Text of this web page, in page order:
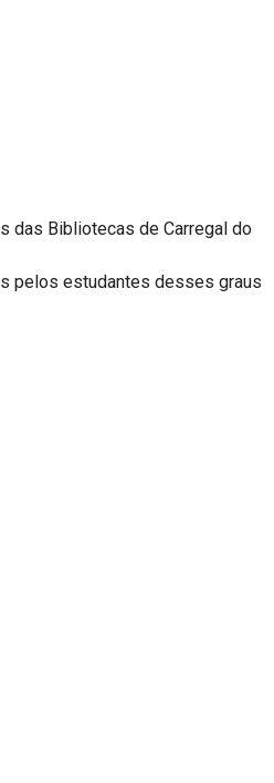
das Bibliotecas de Carregal do
pelos estudantes desses graus